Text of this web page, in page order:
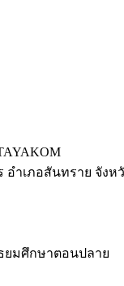
ำเภอสันทราย จังห
มศึกษาตอนปลาย